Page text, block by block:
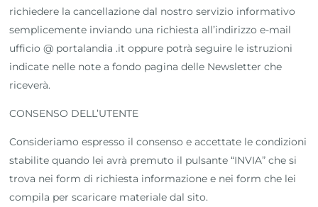
richiedere la cancellazione dal nostro servizio informativo
semplicemente inviando una richiesta all’indirizzo e-mail
ufficio @ portalandia .it oppure potrà seguire le istruzioni
indicate nelle note a fondo pagina delle Newsletter che
riceverà.
CONSENSO DELL’UTENTE
Consideriamo espresso il consenso e accettate le condizioni
stabilite quando lei avrà premuto il pulsante “INVIA” che si
trova nei form di richiesta informazione e nei form che lei
compila per scaricare materiale dal sito.